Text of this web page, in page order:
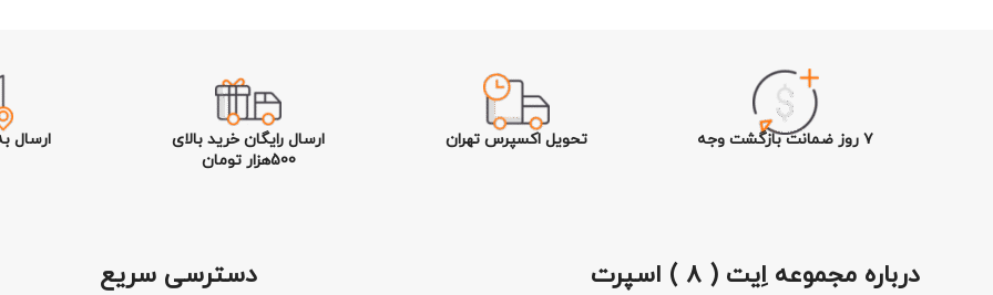
۷ روز ضمانت بازگشت وجه تحویل اکسپرس تهران
ارسال رایگان خرید بالای
500هزار تومان
ارسال
درباره مجموعه اِیت ( ۸ ) اسپرت دسترسی سریع